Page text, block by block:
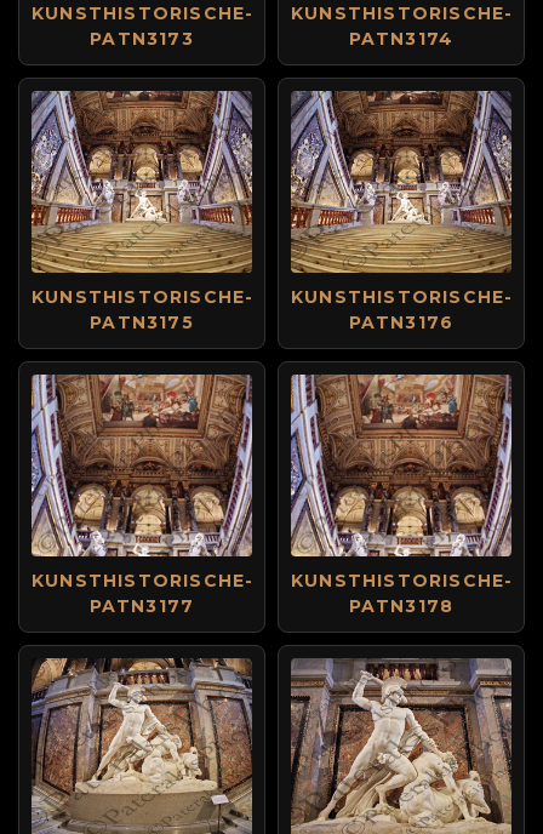
KUNSTHISTORISCHE-
PATN3173
KUNSTHISTORISCHE-
PATN3174
KUNSTHISTORISCHE-
PATN3175
KUNSTHISTORISCHE-
PATN3176
KUNSTHISTORISCHE-
PATN3177
KUNSTHISTORISCHE-
PATN3178